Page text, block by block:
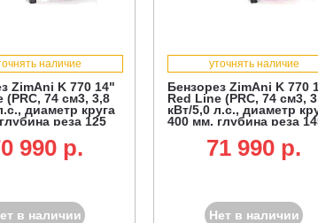
наличие
ZimAni K 770 14"
(PRC, 74 см3, 3,8
диаметр круга
реза 125
990 p.
в наличии
уточнять наличие
Бензорез ZimAni K 770
Red Line (PRC, 74 см3,
кВт/5,0 л.с., диаметр
400 мм, глубина реза
71 990 p.
Нет в наличии